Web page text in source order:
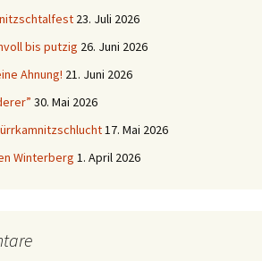
23. Juli 2026
bis putzig 26. Juni 2026
Ahnung! 21. Juni 2026
30. Mai 2026
17. Mai 2026
Winterberg 1. April 2026